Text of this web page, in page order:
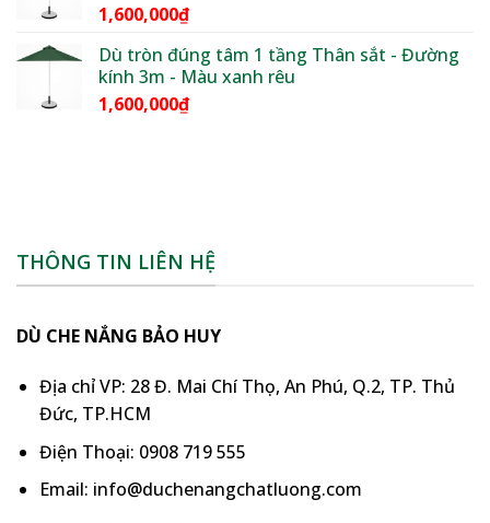
1,600,000₫
Dù tròn đúng tâm 1 tầng Thân sắt - Đường
kính 3m - Màu xanh rêu
1,600,000₫
THÔNG TIN LIÊN HỆ
DÙ CHE NẮNG BẢO HUY
Địa chỉ VP: 28 Đ. Mai Chí Thọ, An Phú, Q.2, TP. Thủ
Đức, TP.HCM
Điện Thoại: 0908 719 555
Email: info@duchenangchatluong.com